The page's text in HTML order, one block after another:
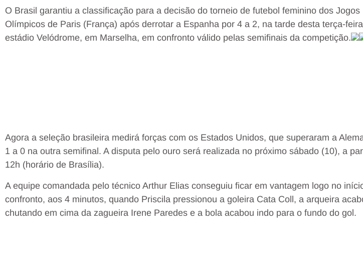
O Brasil garantiu a classificação para a decisão do torneio de futebol feminino dos Jogos
Olímpicos de Paris (França) após derrotar a Espanha por 4 a 2, na tarde desta terça-
estádio Velódrome, em Marselha, em confronto válido pelas semifinais da competição.
Agora a seleção brasileira medirá forças com os Estados Unidos, que superaram a
1 a 0 na outra semifinal. A disputa pelo ouro será realizada no próximo sábado (10), a
12h (horário de Brasília).
A equipe comandada pelo técnico Arthur Elias conseguiu ficar em vantagem logo no
confronto, aos 4 minutos, quando Priscila pressionou a goleira Cata Coll, a arqueira
chutando em cima da zagueira Irene Paredes e a bola acabou indo para o fundo do gol.